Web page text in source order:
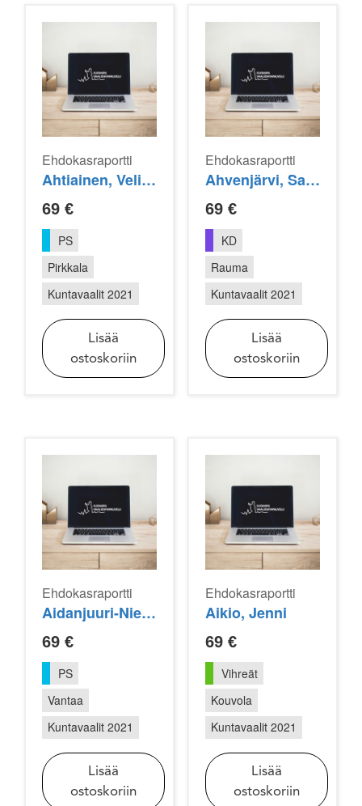
Ehdokasraportti
Ahtiainen, Veli-Matti
69 €
PS
Pirkkala
Kuntavaalit 2021
Lisää
ostoskoriin
Ehdokasraportti
Ahvenjärvi, Sauli
69 €
KD
Rauma
Kuntavaalit 2021
Lisää
ostoskoriin
Ehdokasraportti
Aidanjuuri-Niemi, Tanja
69 €
PS
Vantaa
Kuntavaalit 2021
Lisää
ostoskoriin
Ehdokasraportti
Aikio, Jenni
69 €
Vihreät
Kouvola
Kuntavaalit 2021
Lisää
ostoskoriin